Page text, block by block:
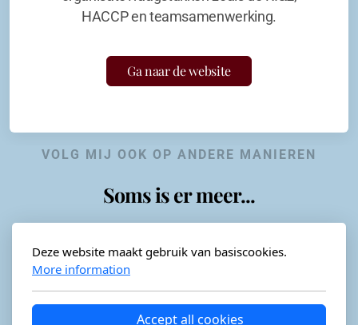
HACCP en teamsamenwerking.
Ga naar de website
VOLG MIJ OOK OP ANDERE MANIEREN
Soms is er meer...
Horeca-advies
Deze website maakt gebruik van basiscookies.
More information
Accept all cookies